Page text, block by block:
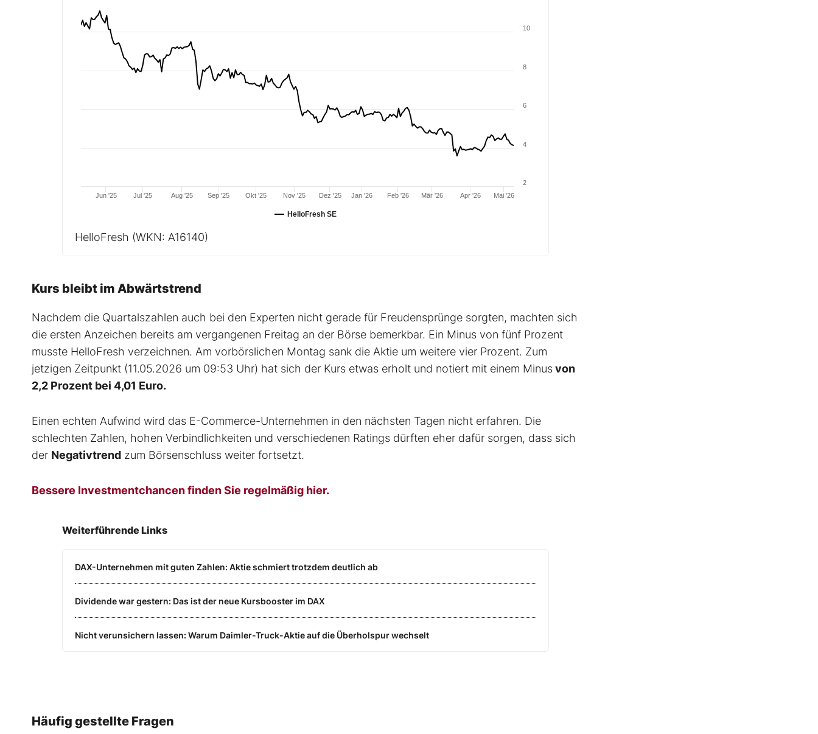
HelloFresh SE
Jun '25 Jul '25 Aug '25 Sep '25 Okt '25 Nov '25 Dez '25 Jan '26 Feb '26 Mär '26 Apr '26 Mai '26
2
4
6
8
10
HelloFresh (WKN: A16140)
Kurs bleibt im Abwärtstrend
Nachdem die Quartalszahlen auch bei den Experten nicht gerade für Freudensprünge sorgten, machten sich
die ersten Anzeichen bereits am vergangenen Freitag an der Börse bemerkbar. Ein Minus von fünf Prozent
musste HelloFresh verzeichnen. Am vorbörslichen Montag sank die Aktie um weitere vier Prozent. Zum
jetzigen Zeitpunkt (11.05.2026 um 09:53 Uhr) hat sich der Kurs etwas erholt und notiert mit einem Minusvon
2,2 Prozent bei 4,01 Euro.
Einen echten Aufwind wird das E-Commerce-Unternehmen in den nächsten Tagen nicht erfahren. Die
schlechten Zahlen, hohen Verbindlichkeiten und verschiedenen Ratings dürften eher dafür sorgen, dass sich
der Negativtrend zum Börsenschluss weiter fortsetzt.
Bessere Investmentchancen finden Sie regelmäßig hier.
Weiterführende Links
DAX-Unternehmen mit guten Zahlen: Aktie schmiert trotzdem deutlich ab
Dividende war gestern: Das ist der neue Kursbooster im DAX
Nicht verunsichern lassen: Warum Daimler-Truck-Aktie auf die Überholspur wechselt
Häufig gestellte Fragen